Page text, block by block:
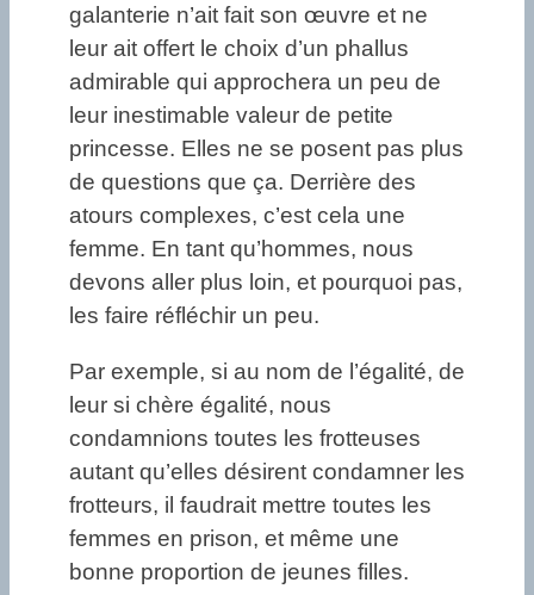
galanterie n’ait fait son œuvre et ne
leur ait offert le choix d’un phallus
admirable qui approchera un peu de
leur inestimable valeur de petite
princesse. Elles ne se posent pas plus
de questions que ça. Derrière des
atours complexes, c’est cela une
femme. En tant qu’hommes, nous
devons aller plus loin, et pourquoi pas,
les faire réfléchir un peu.
Par exemple, si au nom de l’égalité, de
leur si chère égalité, nous
condamnions toutes les frotteuses
autant qu’elles désirent condamner les
frotteurs, il faudrait mettre toutes les
femmes en prison, et même une
bonne proportion de jeunes filles.